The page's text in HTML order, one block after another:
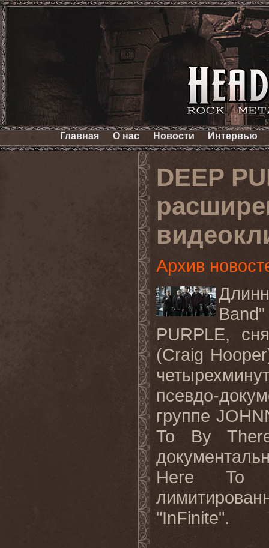
Главная О нас Новости Интервью
DEEP
Архив
Band
PURPLE,
(Craig Hooper
псевдо-
группе
To
By
Here
To
"InFinite".